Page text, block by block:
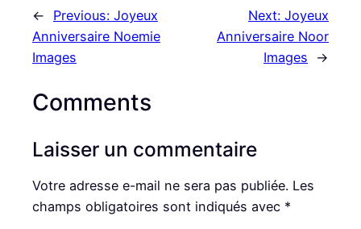
← Previous: Joyeux
Anniversaire Noemie
Images
Next: Joyeux
Anniversaire Noor
Images
→
Comments
Laisser un commentaire
Votre adresse e-mail ne sera pas publiée. Les
champs obligatoires sont indiqués avec *